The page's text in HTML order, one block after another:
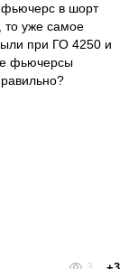
фьючерс в шорт
то уже самое
при ГО 4250 и
фьючерсы